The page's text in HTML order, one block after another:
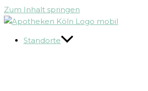
Zum Inhalt springen
Standorte